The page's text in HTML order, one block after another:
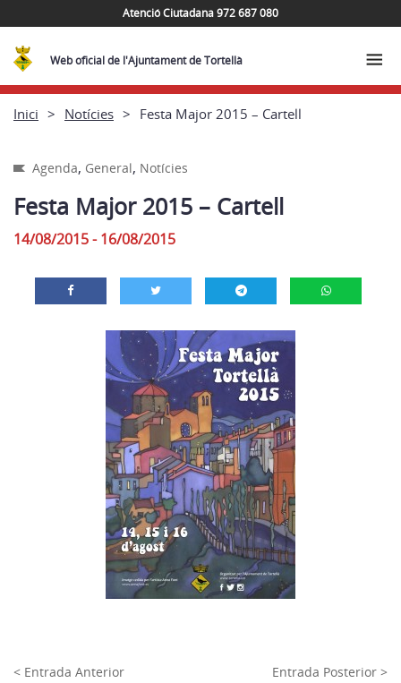
Atenció Ciutadana 972 687 080
Web oficial de l'Ajuntament de Tortellà
Inici Notícies Festa Major 2015 – Cartell
Agenda, General, Notícies
Festa Major 2015 – Cartell
14/08/2015 - 16/08/2015
< Entrada Anterior Entrada Posterior >